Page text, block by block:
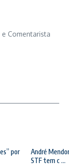
e Comentarista
por
André
STF tem c ...